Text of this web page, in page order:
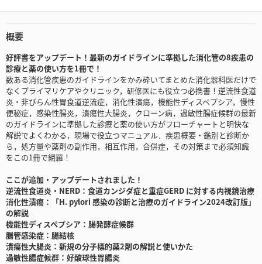
概要
好評書をアップデート！最新のガイドラインに準拠した消化管の8疾患の
診療と薬の使い方を1冊で！
数ある消化管疾患のガイドラインをかみ砕いてまとめた消化器科医だけで
なくプライマリケアやクリニック，研修医にも役立つ必携書！逆流性食道
炎・非びらん性胃食道逆流症，消化性潰瘍，機能性ディスペプシア，慢性
便秘症，感染性腸炎，潰瘍性大腸炎，クローン病，過敏性腸症候群の最新
のガイドラインに準拠した診療と薬の使い方がフローチャートと明快な
解説でよくわかる，現場で役立つマニュアル．疾患概要・鑑別と診断か
ら，処方量や薬剤の副作用，相互作用，合併症，その対策まで必須知識
をこの1冊で網羅！
ここが追加・アップデートされました！
逆流性食道炎・NERD：食道カンジダ症と重症GERD に対する内視鏡治療
消化性潰瘍：「H. pylori 感染の診断と治療のガイドライン2024改訂版」
の解説
機能性ディスペプシア：腸発酵症候群
腸管感染症：腸結核
潰瘍性大腸炎：新規の分子標的薬2剤の解説と使いかた
過敏性腸症候群：好酸球性胃腸炎